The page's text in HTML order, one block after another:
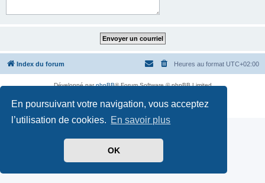
En poursuivant votre navigation, vous acceptez
l’utilisation de cookies. En savoir plus
OK
Index du forum Heures au format UTC+02:00
Développé parphpBB® Forum Software © phpBB Limited
Confidentialité| Conditions